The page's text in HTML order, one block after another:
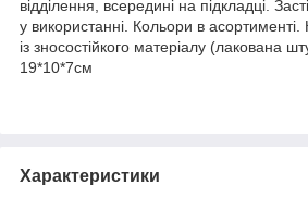
відділення, всередині на підкладці.
у використанні. Кольори в
із зносостійкого матеріалу (лакована
19*10*7см
Характеристики